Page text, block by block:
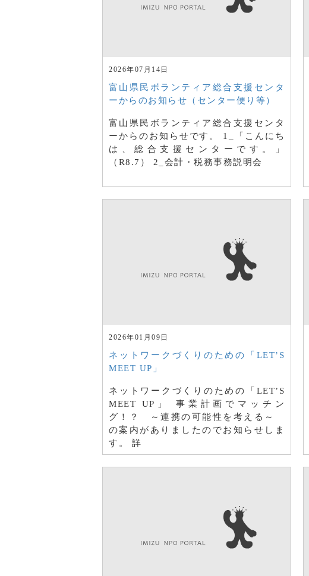
2026年07月14日
富山県民ボランティア総合支援センタ
ーからのお知らせ（センター便り等）
富山県民ボランティア総合支援センタ
ーからのお知らせです。 1_「こんにち
は、総合支援センターです。」
（R8.7） 2_会計・税務事務説明会
2026年01月09日
ネットワークづくりのための「LET’S
MEET UP」
ネットワークづくりのための「LET’S
MEET UP」 事業計画でマッチン
グ！？ ～連携の可能性を考える～
の案内がありましたのでお知らせしま
す。 詳